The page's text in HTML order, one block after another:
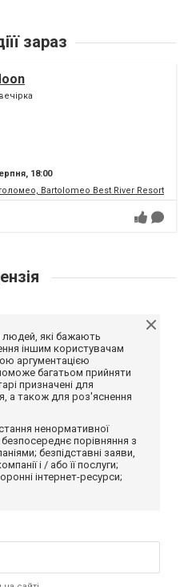
зараз
18:00
Bartolomeo Best River Resort
людей, які бажають
іншим користувачам
аргументацією
багатьом прийняти
призначені для
а також для роз'яснення
ненормативної
порівняння з
безпідставні заяви,
і / або її послуги;
інтернет-ресурси;